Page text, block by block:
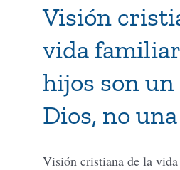
Visión
vida
hijos son un
Dios, no
Visión cristiana de la